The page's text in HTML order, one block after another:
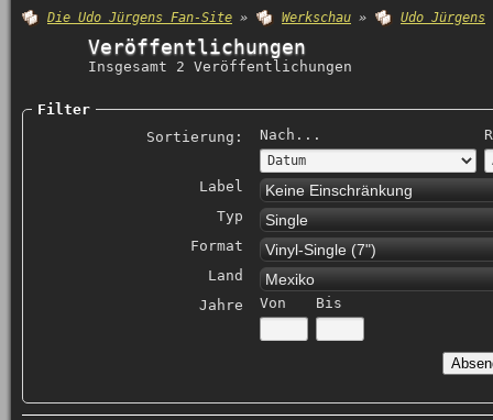
Die Udo Jürgens Fan-Site » Werkschau » Udo Jürgens
Veröffentlichungen
Insgesamt 2 Veröffentlichungen
Filter
Sortierung:
Nach...
Label Keine Einschränkung
Typ Single
Format Vinyl-Single (7")
Land Mexiko
Jahre Von Bis